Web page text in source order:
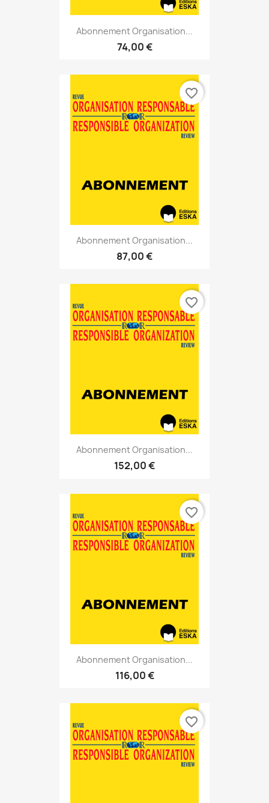
Abonnement Organisation...
74,00 €
Abonnement Organisation...
87,00 €
favorite_border
Abonnement Organisation...
152,00 €
favorite_border
Abonnement Organisation...
116,00 €
favorite_border
favorite_border